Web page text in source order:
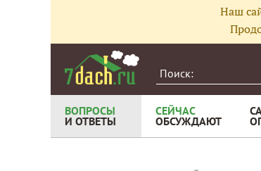
Наш
ВОПРОСЫ
И ОТВЕТЫ
СЕЙЧАС
ОБСУЖДАЮТ